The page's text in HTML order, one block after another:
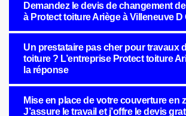
Demandez le devis de changement
à Protect toiture Ariège à Villeneuve D
Un prestataire pas cher pour travaux
toiture ? L’entreprise Protect toiture
la réponse
Mise en place de votre couverture en
J’assure le travail et j’offre le devis